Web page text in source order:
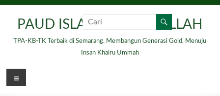
contentPAUD ISLAM HIDAYATULLAH
TPA-KB-TK Terbaik di Semarang. Membangun Generasi Gold, Menuju
Insan Khairu Ummah
Menu